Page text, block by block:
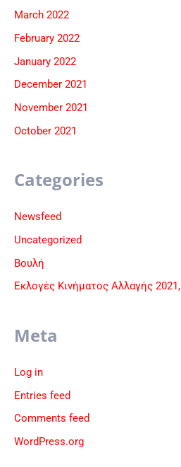
March 2022
February 2022
January 2022
December 2021
November 2021
October 2021
Categories
Newsfeed
Uncategorized
Βουλή
Εκλογές Κινήματος Αλλαγής 2021,
Meta
Log in
Entries feed
Comments feed
WordPress.org